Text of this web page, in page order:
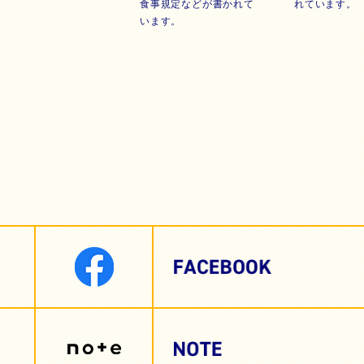
食事規定などが書かれて
います。
れています。